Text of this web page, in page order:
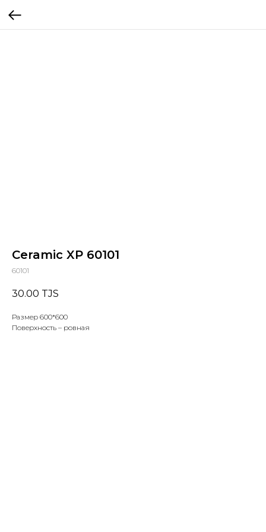
Ceramic XP 60101
60101
30.00 TJS
Размер 600*600
Поверхность – ровная